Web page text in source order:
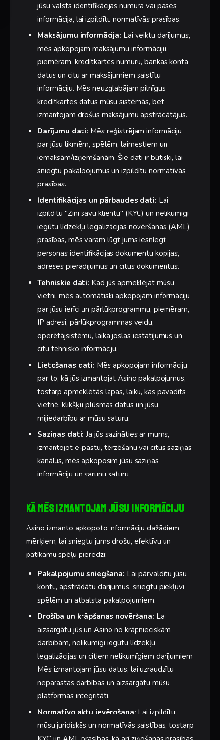
jūsu valsts identifikācijas numura vai pases
informācija, lai izpildītu normatīvās prasības.
Maksājumu informācija: Lai veiktu darījumus,
mēs apkopojam maksājumu informāciju,
piemēram, kredītkartes numuru, bankas konta
datus un citu ar maksājumiem saistītu
informāciju. Mēs neuzglabājam pilnīgus
kredītkartes datus mūsu sistēmās, bet
izmantojam drošus maksājumu apstrādātājus.
Darījumu dati: Mēs reģistrējam informāciju
par jūsu likmēm, spēlēm, laimestiem un
iemaksām/izņemšanām. Šie dati ir būtiski, lai
sniegtu pakalpojumus un izpildītu normatīvās
prasības.
Identifikācijas un pārbaudes dati: Lai
izpildītu "Zini savu klientu" (KYC) un nelikumīgi
iegūtu līdzekļu legalizācijas novēršanas (AML)
prasības, mēs varam lūgt jums iesniegt
personas identifikācijas dokumentu kopijas,
adreses pierādījumus un citus dokumentus.
Tehniskie dati: Kad jūs apmeklējat mūsu
vietni, mēs automātiski apkopojam informāciju
par jūsu ierīci un pārlūkprogrammu, piemēram,
IP adresi, pārlūkprogrammas veidu,
operētājsistēmu, laika joslas iestatījumus un
citu tehnisko informāciju.
Lietošanas dati: Mēs apkopojam informāciju
par to, kā jūs izmantojat Asino pakalpojumus,
tostarp apmeklētās lapas, laiku, kas pavadīts
vietnē, klikšķu plūsmas datus un jūsu
mijiedarbību ar mūsu saturu.
Saziņas dati: Ja jūs sazināties ar mums,
izmantojot e-pastu, tērzēšanu vai citus saziņas
kanālus, mēs apkoposim jūsu saziņas
informāciju un sarunu saturu.
Kā mēs izmantojam jūsu informāciju
Asino izmanto apkopoto informāciju dažādiem
mērķiem, lai sniegtu jums drošu, efektīvu un
patīkamu spēļu pieredzi:
Pakalpojumu sniegšana: Lai pārvaldītu jūsu
kontu, apstrādātu darījumus, sniegtu piekļuvi
spēlēm un atbalsta pakalpojumiem.
Drošība un krāpšanas novēršana: Lai
aizsargātu jūs un Asino no krāpnieciskām
darbībām, nelikumīgi iegūtu līdzekļu
legalizācijas un citiem nelikumīgiem darījumiem.
Mēs izmantojam jūsu datus, lai uzraudzītu
neparastas darbības un aizsargātu mūsu
platformas integritāti.
Normatīvo aktu ievērošana: Lai izpildītu
mūsu juridiskās un normatīvās saistības, tostarp